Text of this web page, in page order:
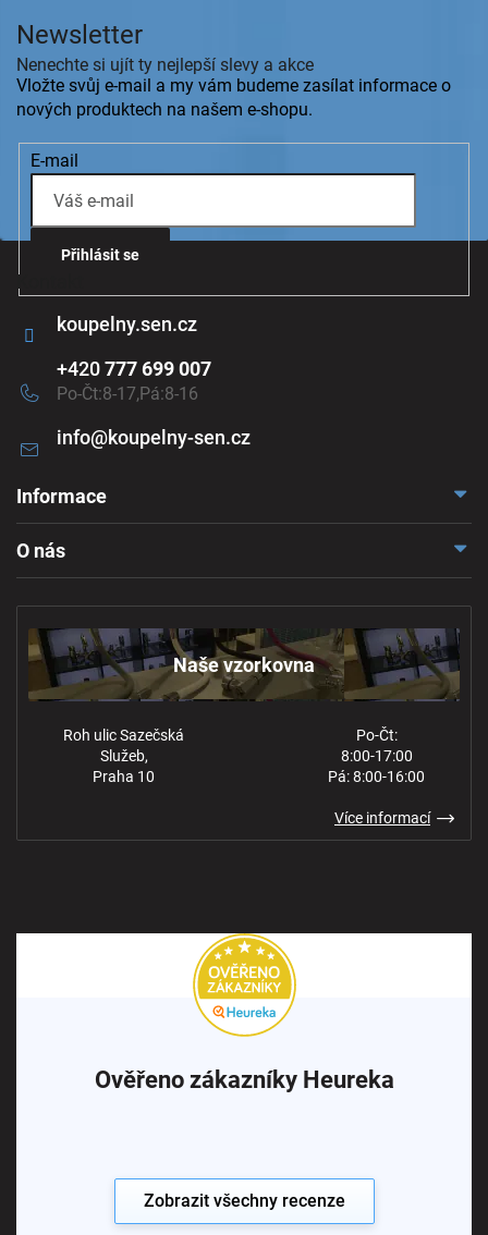
Kontakt
info@koupelny-sen.cz
+420777 699 007
Po-Čt:8-17,Pá:8-16
koupelny.sen.cz
Informace
Ochrana osobních údajů
O nás
Naše vzorkovna
Roh ulic Sazečská
Služeb,
Praha 10
Po-Čt:
8:00-17:00
Pá: 8:00-16:00
Více informací
Newsletter
Nenechte si ujít ty nejlepší slevy a akce
Vložte svůj e-mail a my vám budeme zasílat informace o
nových produktech na našem e-shopu.
E-mail
Přihlásit se
Ověřeno zákazníky Heureka
Zobrazit všechny recenze